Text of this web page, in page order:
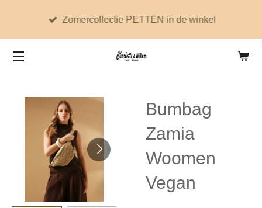
de
Zomercollectie PETTEN in de winkel
Bumbag
Zamia
Woomen
Vegan